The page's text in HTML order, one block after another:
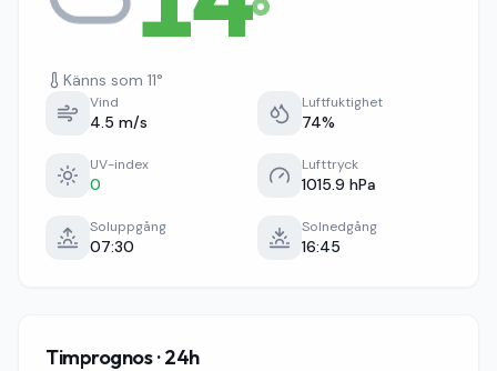
°
Känns som 11°
Vind
4.5 m/s
Luftfuktighet
74%
UV-index
0
Lufttryck
1015.9 hPa
Soluppgång
07:30
Solnedgång
16:45
Timprognos · 24h